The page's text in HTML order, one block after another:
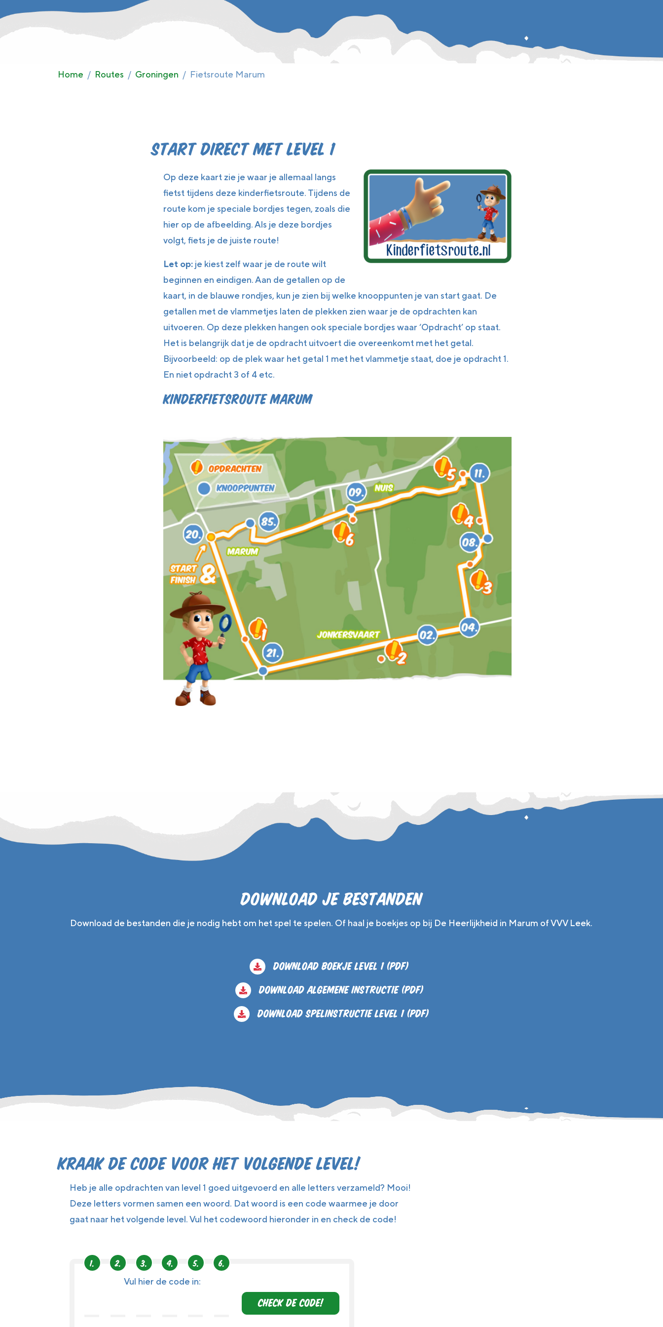
Home Routes Groningen Fietsroute Marum
Start direct met level 1
Op deze kaart zie je waar je allemaal langs
fietst tijdens deze kinderfietsroute. Tijdens de
route kom je speciale bordjes tegen, zoals die
hier op de afbeelding. Als je deze bordjes
volgt, fiets je de juiste route!
Let op: je kiest zelf waar je de route wilt
beginnen en eindigen. Aan de getallen op de
kaart, in de blauwe rondjes, kun je zien bij welke knooppunten je van start gaat. De
getallen met de vlammetjes laten de plekken zien waar je de opdrachten kan
uitvoeren. Op deze plekken hangen ook speciale bordjes waar ‘Opdracht’ op staat.
Het is belangrijk dat je de opdracht uitvoert die overeenkomt met het getal.
Bijvoorbeeld: op de plek waar het getal 1 met het vlammetje staat, doe je opdracht 1.
En niet opdracht 3 of 4 etc.
Kinderfietsroute Marum
Download je bestanden
Download de bestanden die je nodig hebt om het spel te spelen. Of haal je boekjes op bij De Heerlijkheid in Marum of VVV Leek.
Download Boekje Level 1 (PDF)
Download Algemene instructie (PDF)
Download Spelinstructie Level 1 (PDF)
Kraak de code voor het volgende level!
Heb je alle opdrachten van level 1 goed uitgevoerd en alle letters verzameld? Mooi!
Deze letters vormen samen een woord. Dat woord is een code waarmee je door
gaat naar het volgende level. Vul het codewoord hieronder in en check de code!
Vul hier de code in: